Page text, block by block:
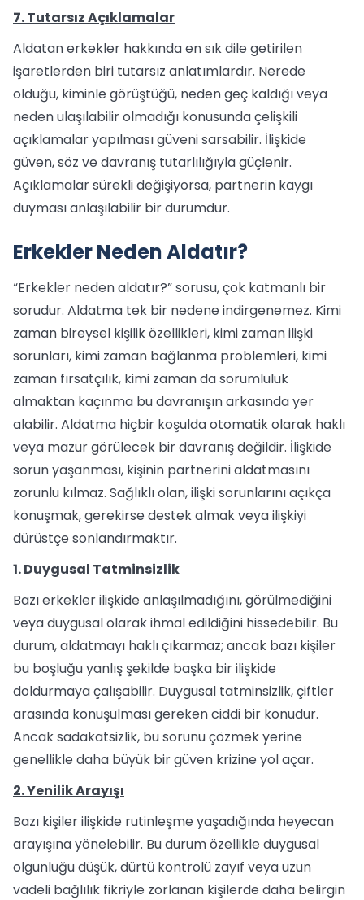
7. Tutarsız Açıklamalar
Aldatan erkekler hakkında en sık dile getirilen
işaretlerden biri tutarsız anlatımlardır. Nerede
olduğu, kiminle görüştüğü, neden geç kaldığı veya
neden ulaşılabilir olmadığı konusunda çelişkili
açıklamalar yapılması güveni sarsabilir. İlişkide
güven, söz ve davranış tutarlılığıyla güçlenir.
Açıklamalar sürekli değişiyorsa, partnerin kaygı
duyması anlaşılabilir bir durumdur.
Erkekler Neden Aldatır?
“Erkekler neden aldatır?” sorusu, çok katmanlı bir
sorudur. Aldatma tek bir nedene indirgenemez. Kimi
zaman bireysel kişilik özellikleri, kimi zaman ilişki
sorunları, kimi zaman bağlanma problemleri, kimi
zaman fırsatçılık, kimi zaman da sorumluluk
almaktan kaçınma bu davranışın arkasında yer
alabilir. Aldatma hiçbir koşulda otomatik olarak haklı
veya mazur görülecek bir davranış değildir. İlişkide
sorun yaşanması, kişinin partnerini aldatmasını
zorunlu kılmaz. Sağlıklı olan, ilişki sorunlarını açıkça
konuşmak, gerekirse destek almak veya ilişkiyi
dürüstçe sonlandırmaktır.
1. Duygusal Tatminsizlik
Bazı erkekler ilişkide anlaşılmadığını, görülmediğini
veya duygusal olarak ihmal edildiğini hissedebilir. Bu
durum, aldatmayı haklı çıkarmaz; ancak bazı kişiler
bu boşluğu yanlış şekilde başka bir ilişkide
doldurmaya çalışabilir. Duygusal tatminsizlik, çiftler
arasında konuşulması gereken ciddi bir konudur.
Ancak sadakatsizlik, bu sorunu çözmek yerine
genellikle daha büyük bir güven krizine yol açar.
2. Yenilik Arayışı
Bazı kişiler ilişkide rutinleşme yaşadığında heyecan
arayışına yönelebilir. Bu durum özellikle duygusal
olgunluğu düşük, dürtü kontrolü zayıf veya uzun
vadeli bağlılık fikriyle zorlanan kişilerde daha belirgin